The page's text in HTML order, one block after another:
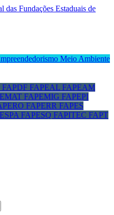
Meio Ambiente
FAPDF FAPEAL FAPEAM
FAPEMIG FAPEPI
FAPERR FAPES
FAPESQ FAPITEC FAPT